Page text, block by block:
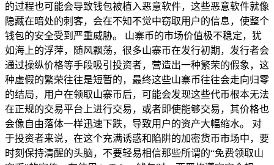
的过程也可能会导致钱包被植入恶意软件，这些恶意软件就像
隐藏在暗处的刺客，会在不知不觉中窃取用户的信息，使整个
钱包的安全受到严重威胁。 山寨币的市场价值极不稳定，犹
如海上的浮萍，随风飘荡，很多山寨币在发行初期，发行者会
通过操纵价格等手段吸引投资者，营造出一种繁荣的假象，这
种虚假的繁荣往往是短暂的，最终这些山寨币往往会走向归零
的结局，用户在领取山寨币后，可能会发现这些代币根本无法
在正规的交易平台上进行交易，或者即使能够交易，其价格也
会像自由落体一样迅速下跌，导致用户的资产大幅缩水。 对
于投资者来说，在这个充满诱惑和陷阱的加密货币市场中，要
时刻保持清醒的头脑，不要轻易相信那些所谓的“免费领取山